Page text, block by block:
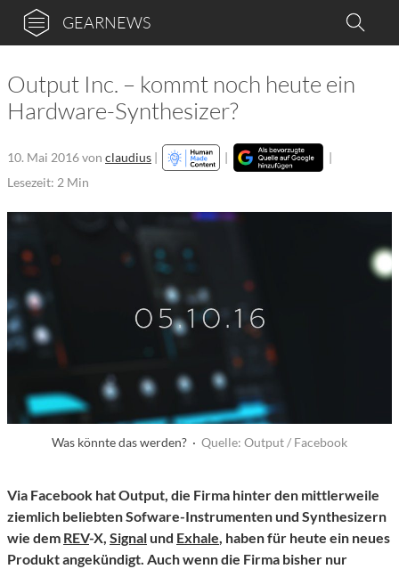
GEARNEWS
Output Inc. – kommt noch heute ein
Hardware-Synthesizer?
10. Mai 2016von claudius | |
|
Lesezeit: 2 Min
Was könnte das werden? · Quelle: Output / Facebook
Via Facebook hat Output, die Firma hinter den mittlerweile
ziemlich beliebten Sofware-Instrumenten und Synthesizern
wie dem REV-X, Signal und Exhale, haben für heute ein neues
Produkt angekündigt. Auch wenn die Firma bisher nur